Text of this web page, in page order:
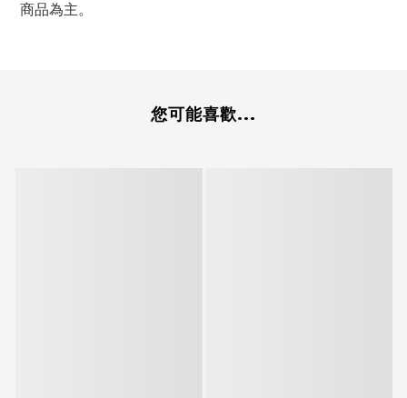
商品為主。
您可能喜歡...